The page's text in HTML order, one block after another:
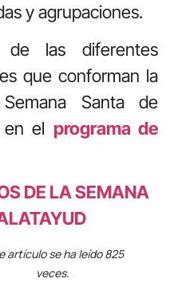
y agrupaciones.
de las diferentes
que conforman la
Santa de
en el programa de
DE LA SEMANA
artículo se ha leído 825
veces.